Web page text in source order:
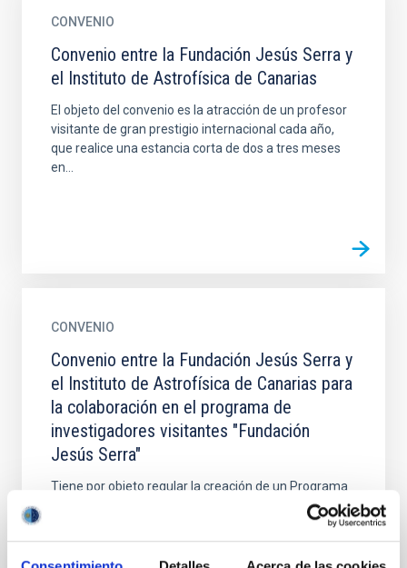
CONVENIO
Convenio entre la Fundación Jesús Serra y
el Instituto de Astrofísica de Canarias
El objeto del convenio es la atracción de un profesor
visitante de gran prestigio internacional cada año,
que realice una estancia corta de dos a tres meses
en...
CONVENIO
Convenio entre la Fundación Jesús Serra y
el Instituto de Astrofísica de Canarias para
la colaboración en el programa de
investigadores visitantes "Fundación
Jesús Serra"
Tiene por objeto regular la creación de un Programa
conjunto entre las Partes firmantes. Este programa,
cuya duración será de tres años, tendrá por objeto
la...